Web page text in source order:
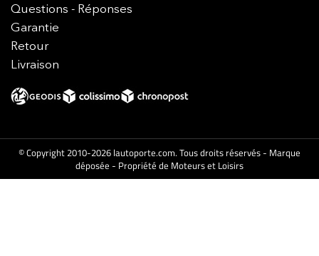
Questions - Réponses
Garantie
Retour
Livraison
© Copyright 2010-2026 lautoporte.com. Tous droits réservés - Marque
déposée - Propriété de Moteurs et Loisirs